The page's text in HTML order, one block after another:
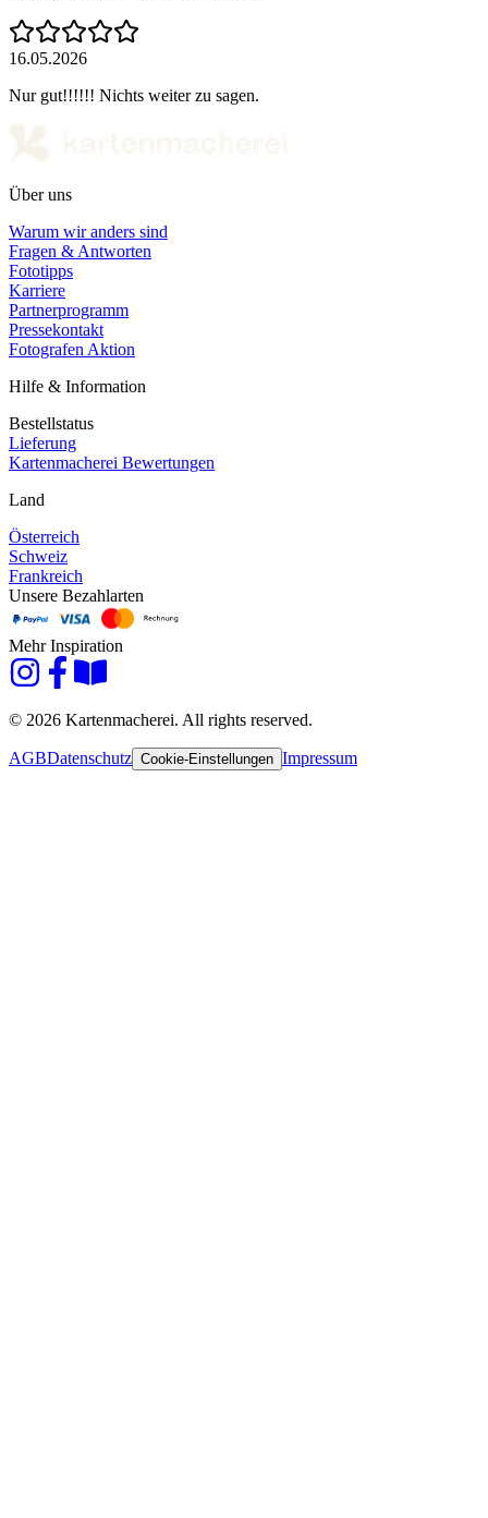
16.05.2026
Nur gut!!!!!! Nichts weiter zu sagen.
Über uns
Warum wir anders sind
Fragen & Antworten
Fototipps
Karriere
Partnerprogramm
Pressekontakt
Fotografen Aktion
Hilfe & Information
Bestellstatus
Lieferung
Kartenmacherei Bewertungen
Land
Österreich
Schweiz
Frankreich
Unsere Bezahlarten
Mehr Inspiration
© 2026 Kartenmacherei. All rights reserved.
AGBDatenschutz Cookie-Einstellungen Impressum